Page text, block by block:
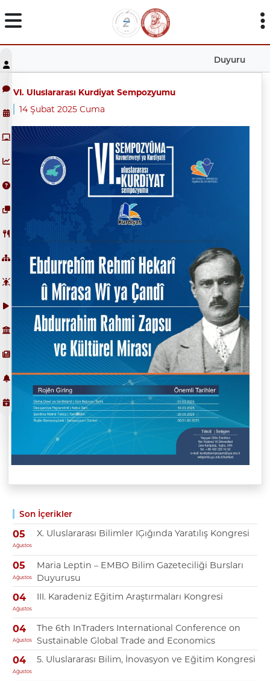
Duyuru
Son İçerikler
05
Ağustos
X. Uluslararası Bilimler IĢığında Yaratılış Kongresi
05
Ağustos
Maria Leptin – EMBO Bilim Gazeteciliği Bursları
Duyurusu
04
Ağustos
III. Karadeniz Eğitim Araştırmaları Kongresi
04
Ağustos
The 6th InTraders International Conference on
Sustainable Global Trade and Economics
04
Ağustos
5. Uluslararası Bilim, İnovasyon ve Eğitim Kongresi
VI. Uluslararası Kurdiyat Sempozyumu
14 Şubat 2025 Cuma